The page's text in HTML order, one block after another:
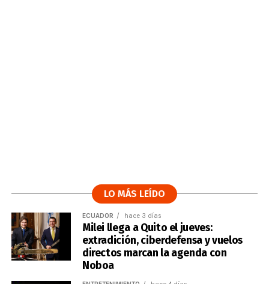
LO MÁS LEÍDO
ECUADOR hace 3 días
Milei llega a Quito el jueves:
extradición, ciberdefensa y vuelos
directos marcan la agenda con
Noboa